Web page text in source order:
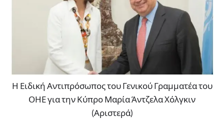
Η Ειδική Αντιπρόσωπος του Γενικού Γραμματέα του
ΟΗΕ για την Κύπρο Μαρία Άντζελα Χόλγκιν
(Αριστερά)